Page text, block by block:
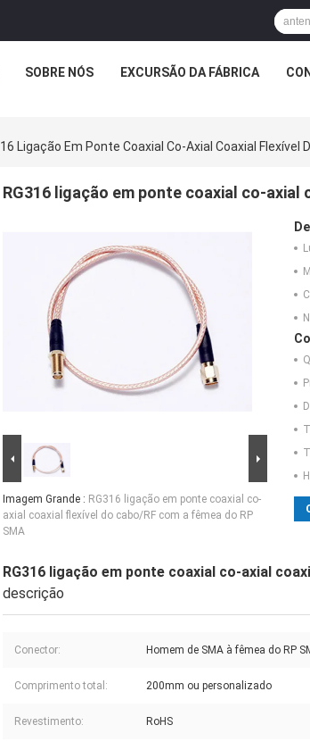
SOBRE NÓS EXCURSÃO DA FÁBRICA
Ligação Em Ponte Coaxial Co-Axial Coaxial Flexível
RG316 ligação em ponte coaxial co-axial
Imagem Grande : RG316 ligação em ponte coaxial co-
axial coaxial flexível do cabo/RF com a fêmea do RP
SMA
RG316 ligação em ponte coaxial co-axial
descrição
Conector: Homem de SMA à fêmea do RP
Comprimento total: 200mm ou personalizado
Revestimento: RoHS